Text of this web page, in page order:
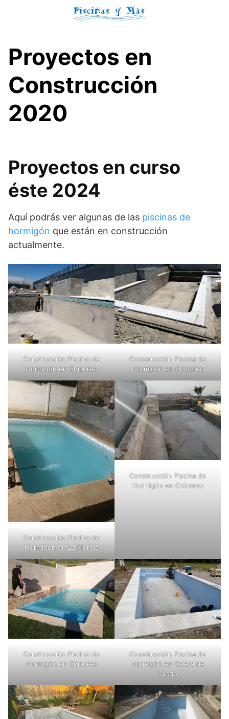
Proyectos en
Construcción
2020
Proyectos en curso
éste 2024
Aquí podrás ver algunas de las piscinas de
hormigón que están en construcción
actualmente.
Construcción Piscina de
Hormigón en Chicureo
Construcción Piscina de
Hormigón en Chicureo
Construcción Piscina de
Hormigón en La Florida
Construcción Piscina de
Hormigón en Chicureo
Construcción Piscina de
Hormigón en Chicureo
Construcción Piscina de
Hormigón en Calera de
Tango